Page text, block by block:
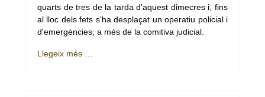
quarts de tres de la tarda d'aquest dimecres i, fins
al lloc dels fets s'ha desplaçat un operatiu policial i
d'emergències, a més de la comitiva judicial.
Llegeix més …